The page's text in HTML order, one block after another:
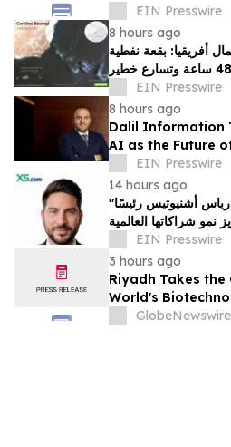
Regenerative
Performance
EIN Presswire
8 hours ago
أفريقيا: بقعة نفطية
تتوسع إلى 4 أضعاف خلال 48 ساعة وتسارع خطير
بحرية فريدة في عُمان
EIN Presswire
8 hours ago
Dalil Information
AI as the Future
EIN Presswire
14 hours ago
"إكس أس دوت كوم" تعيّن أندرياس أشنيوتيس رئيسًا
شراكاتها العالمية
EIN Presswire
3 hours ago
Riyadh Takes
World's
for the Riyadh
GlobeNewswire